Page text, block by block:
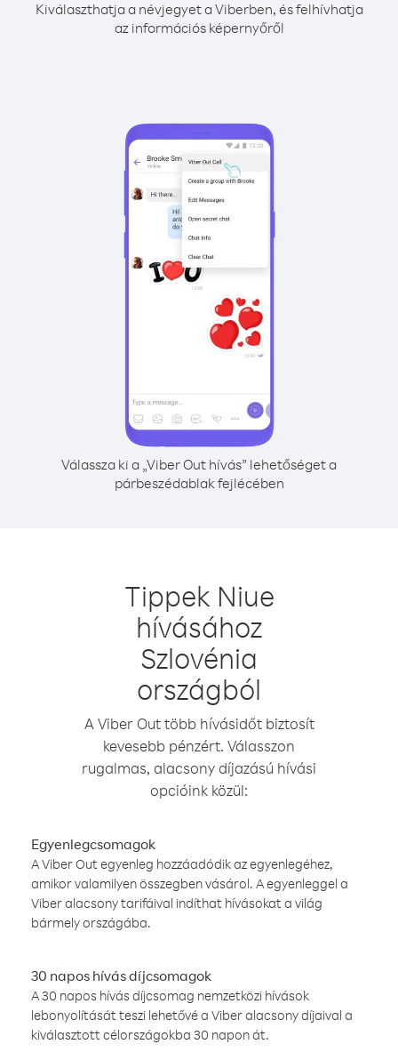
Kiválaszthatja a névjegyet a Viberben, és felhívhatja
az információs képernyőről
Válassza ki a „Viber Out hívás” lehetőséget a
párbeszédablak fejlécében
Tippek Niue
hívásához
Szlovénia
országból
A Viber Out több hívásidőt biztosít
kevesebb pénzért. Válasszon
rugalmas, alacsony díjazású hívási
opcióink közül:
Egyenlegcsomagok
A Viber Out egyenleg hozzáadódik az egyenlegéhez,
amikor valamilyen összegben vásárol. A egyenleggel a
Viber alacsony tarifáival indíthat hívásokat a világ
bármely országába.
30 napos hívás díjcsomagok
A 30 napos hívás díjcsomag nemzetközi hívások
lebonyolítását teszi lehetővé a Viber alacsony díjaival a
kiválasztott célországokba 30 napon át.